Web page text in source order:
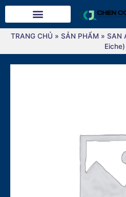
TRANG CHỦ » SẢN PHẨM » SAN
Eiche)